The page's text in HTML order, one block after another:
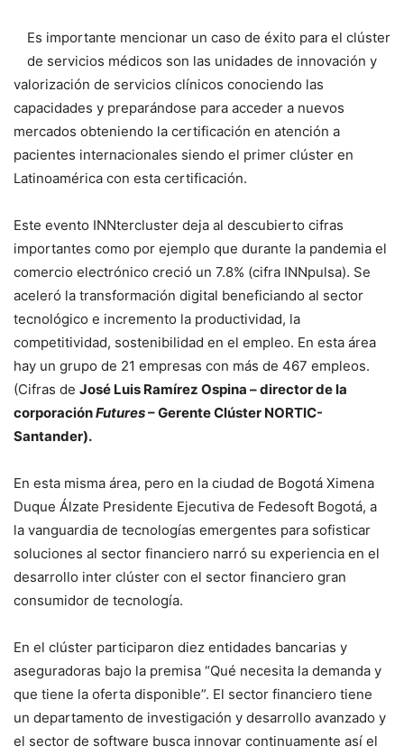
Es importante mencionar un caso de éxito para el clúster
de servicios médicos son las unidades de innovación y
valorización de servicios clínicos conociendo las
capacidades y preparándose para acceder a nuevos
mercados obteniendo la certificación en atención a
pacientes internacionales siendo el primer clúster en
Latinoamérica con esta certificación.
Este evento INNtercluster deja al descubierto cifras
importantes como por ejemplo que durante la pandemia el
comercio electrónico creció un 7.8% (cifra INNpulsa). Se
aceleró la transformación digital beneficiando al sector
tecnológico e incremento la productividad, la
competitividad, sostenibilidad en el empleo. En esta área
hay un grupo de 21 empresas con más de 467 empleos.
(Cifras de José Luis Ramírez Ospina – director de la
corporaciónFutures– Gerente Clúster NORTIC-
Santander).
En esta misma área, pero en la ciudad de Bogotá Ximena
Duque Álzate Presidente Ejecutiva de Fedesoft Bogotá, a
la vanguardia de tecnologías emergentes para sofisticar
soluciones al sector financiero narró su experiencia en el
desarrollo inter clúster con el sector financiero gran
consumidor de tecnología.
En el clúster participaron diez entidades bancarias y
aseguradoras bajo la premisa “Qué necesita la demanda y
que tiene la oferta disponible”. El sector financiero tiene
un departamento de investigación y desarrollo avanzado y
el sector de software busca innovar continuamente así el